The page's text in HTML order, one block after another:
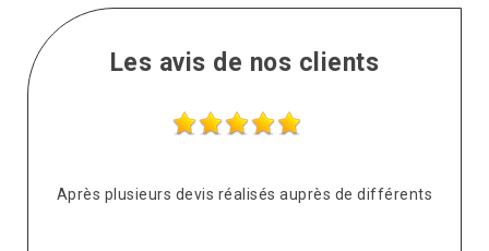
Les avis de nos clients
Après plusieurs devis réalisés auprès de différents